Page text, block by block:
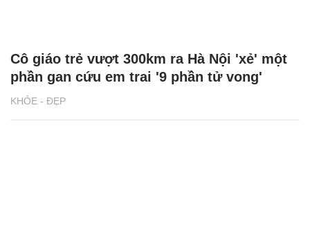
KHỎE - ĐẸP
Cô giáo trẻ vượt 300km ra Hà Nội 'xẻ' một
phần gan cứu em trai '9 phần tử vong'